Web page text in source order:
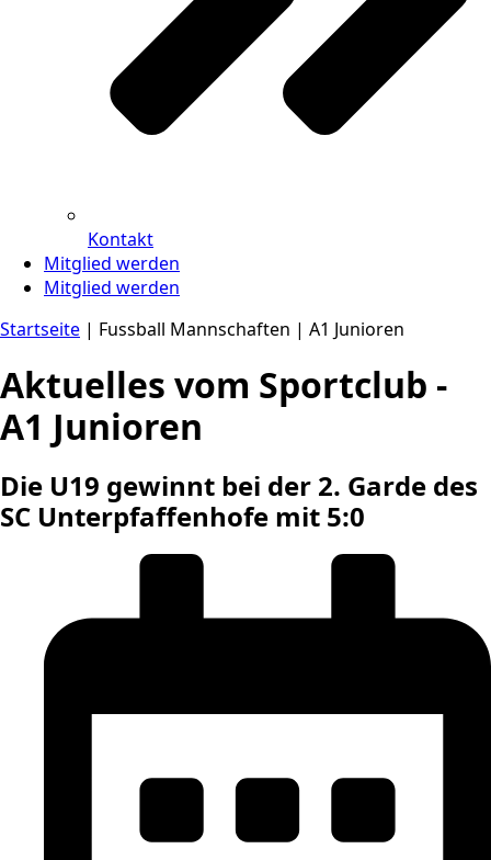
Kontakt
Mitglied werden
Mitglied werden
Startseite | Fussball Mannschaften | A1 Junioren
Aktuelles vom Sportclub -
A1 Junioren
Die U19 gewinnt bei der 2. Garde des
SC Unterpfaffenhofe mit 5:0